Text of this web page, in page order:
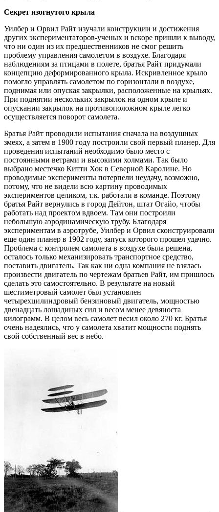
Секрет изогнутого крыла
Уилбер и Орвил Райт изучали конструкции и достижения
других экспериментаторов-ученых и вскоре пришли к выводу,
что ни один из их предшественников не смог решить
проблему управления самолетом в воздухе. Благодаря
наблюдениям за птицами в полете, братья Райт придумали
концепцию деформированного крыла. Искривленное крыло
помогло управлять самолетом по горизонтали в воздухе,
поднимая или опуская закрылки, расположенные на крыльях.
При поднятии нескольких закрылок на одном крыле и
опускании закрылок на противоположном крыле легко
осуществляется поворот самолета.
Братья Райт проводили испытания сначала на воздушных
змеях, а затем в 1900 году построили свой первый планер. Для
проведения испытаний необходимо было место с
постоянными ветрами и высокими холмами. Так было
выбрано местечко Китти Хок в Северной Каролине. Но
проводимые эксперименты потерпели неудачу, возможно,
потому, что не видели всю картину проводимых
экспериментов целиком, т.к. работали в команде. Поэтому
братья Райт вернулись в город Дейтон, штат Огайо, чтобы
работать над проектом вдвоем. Там они построили
небольшую аэродинамическую трубу. Благодаря
экспериментам в аэротрубе, Уилбер и Орвил сконструировали
еще один планер в 1902 году, запуск которого прошел удачно.
Проблема с контролем самолета в воздухе была решена,
осталось только механизировать транспортное средство,
поставить двигатель. Так как ни одна компания не взялась
произвести двигатель по чертежам братьев Райт, им пришлось
сделать это самостоятельно. В результате на новый
шестиметровый самолет был установлен
четырехцилиндровый бензиновый двигатель, мощностью
двенадцать лошадиных сил и весом менее девяноста
килограмм. В целом весь самолет весил около 270 кг. Братья
очень надеялись, что у самолета хватит мощности поднять
свой собственный вес в небо.